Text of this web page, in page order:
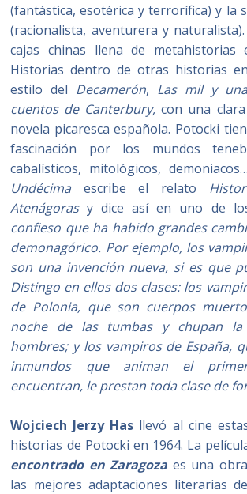
(fantástica, esotérica y terrorífica) y la
(racionalista, aventurera y
cajas chinas llena de metahistorias
Historias dentro de otras historias
estilo del Decamerón, Las mil y
cuentos de Canterbury,con una
novela picaresca española. Potocki
fascinación por los mundos
cabalísticos, mitológicos,
Undécima escribe el relato
Atenágorasy dice así en uno de
confieso que ha habido grandes
demonagórico. Por ejemplo, los
son una invención nueva, si es que
Distingo en ellos dos clases: los
de Polonia, que son cuerpos
noche de las tumbas y chupan
hombres; y los vampiros de España,
inmundos que animan el
encuentran, le prestan toda clase de
Wojciech Jerzy Has llevó al cine
historias de Potocki en 1964. La
encontrado en Zaragoza es una
las mejores adaptaciones literarias